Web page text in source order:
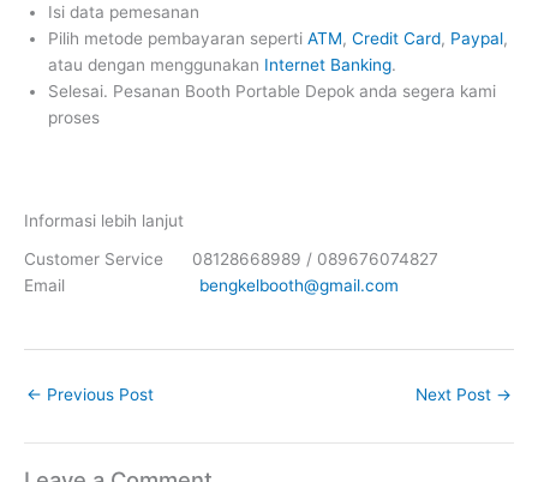
Isi data pemesanan
Pilih metode pembayaran seperti ATM, Credit Card, Paypal,
atau dengan menggunakan Internet Banking.
Selesai. Pesanan Booth Portable Depok anda segera kami
proses
Informasi lebih lanjut
Customer Service 08128668989 / 089676074827
Email bengkelbooth@gmail.com
← Previous Post Next Post →